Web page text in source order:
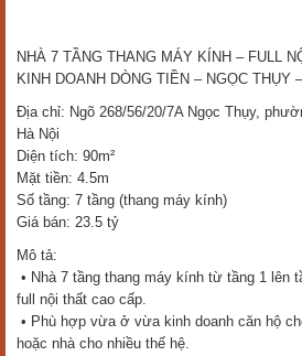
NHÀ 7 TẦNG THANG MÁY KÍNH – FULL
KINH DOANH DÒNG TIỀN – NGỌC THỤY
Địa chỉ: Ngõ 268/56/20/7A Ngọc Thụy,
Hà Nội
Diện tích: 90m²
Mặt tiền: 4.5m
Số tầng: 7 tầng (thang máy kính)
Giá bán: 23.5 tỷ
Mô tả:
• Nhà 7 tầng thang máy kính từ tầng 1 lên
full nội thất cao cấp.
• Phù hợp vừa ở vừa kinh doanh căn hộ
hoặc nhà cho nhiều thế hệ.